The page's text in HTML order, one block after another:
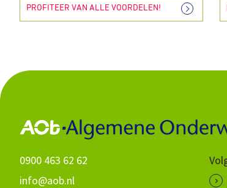
PROFITEER VAN ALLE VOORDELEN!
0900 463 62 62
info@aob.nl